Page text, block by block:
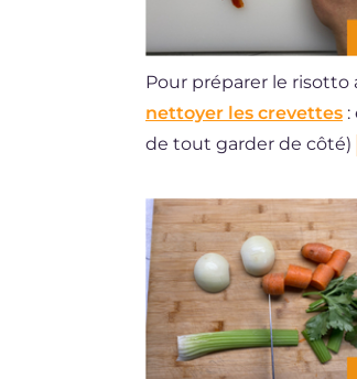
Pour préparer le
nettoyer les crevettes :
de tout garder de côté)